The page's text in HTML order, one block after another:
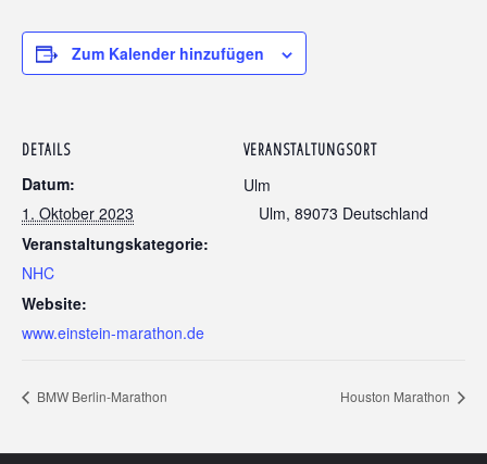
Zum Kalender hinzufügen
DETAILS
Datum:
1. Oktober 2023
Veranstaltungskategorie:
NHC
Website:
www.einstein-marathon.de
VERANSTALTUNGSORT
Ulm
Ulm, 89073 Deutschland
BMW Berlin-Marathon Houston Marathon